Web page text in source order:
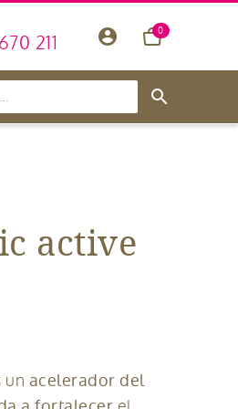
211 account_circle 0
search
active
un acelerador del